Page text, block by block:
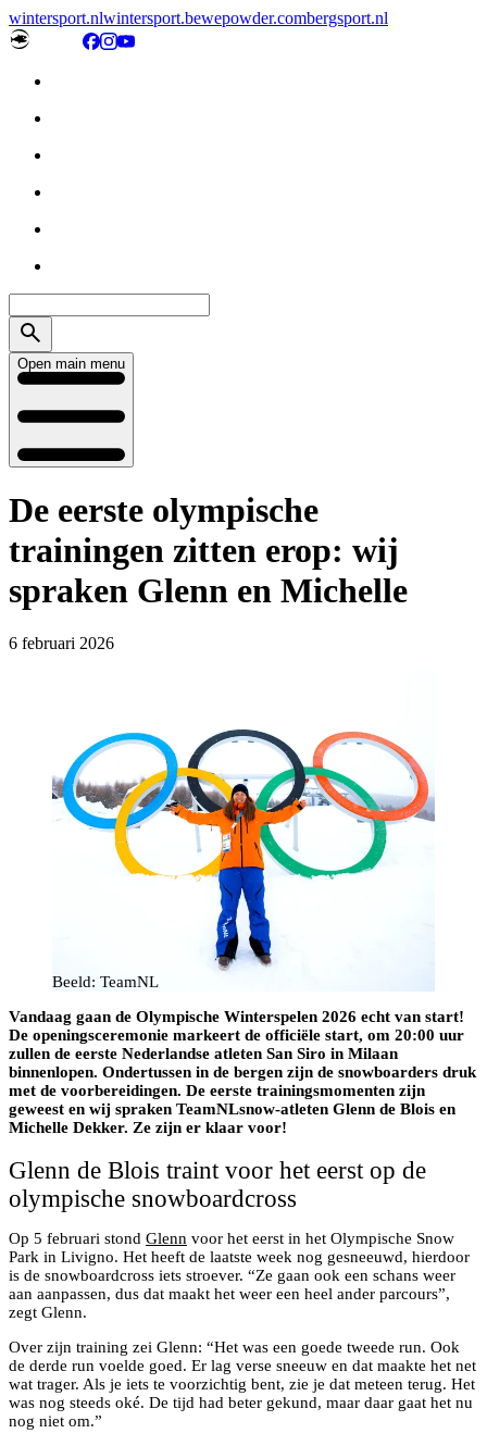
wintersport.nlwintersport.bewepowder.combergsport.nl
Open main menu
De eerste olympische
trainingen zitten erop: wij
spraken Glenn en Michelle
6 februari 2026
Beeld: TeamNL
Vandaag gaan de Olympische Winterspelen 2026 echt van start!
De openingsceremonie markeert de officiële start, om 20:00 uur
zullen de eerste Nederlandse atleten San Siro in Milaan
binnenlopen. Ondertussen in de bergen zijn de snowboarders druk
met de voorbereidingen. De eerste trainingsmomenten zijn
geweest en wij spraken TeamNLsnow-atleten Glenn de Blois en
Michelle Dekker. Ze zijn er klaar voor!
Glenn de Blois traint voor het eerst op de
olympische snowboardcross
Op 5 februari stond Glenn voor het eerst in het Olympische Snow
Park in Livigno. Het heeft de laatste week nog gesneeuwd, hierdoor
is de snowboardcross iets stroever. “Ze gaan ook een schans weer
aan aanpassen, dus dat maakt het weer een heel ander parcours”,
zegt Glenn.
Over zijn training zei Glenn: “Het was een goede tweede run. Ook
de derde run voelde goed. Er lag verse sneeuw en dat maakte het net
wat trager. Als je iets te voorzichtig bent, zie je dat meteen terug. Het
was nog steeds oké. De tijd had beter gekund, maar daar gaat het nu
nog niet om.”